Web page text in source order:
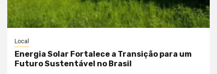
Local
Energia Solar Fortalece a Transição para um
Futuro Sustentável no Brasil